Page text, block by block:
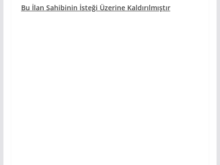
Bu İlan Sahibinin İsteği Üzerine Kaldırılmıştır